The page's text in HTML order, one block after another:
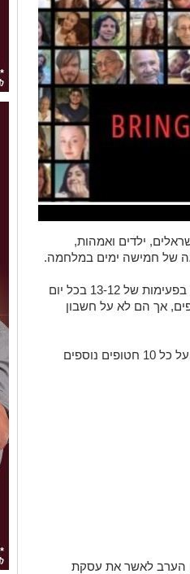
לשחרור כ-50 חטופים ישראלים, ילדים ואמהות,
של חמישה ימים במלחמה.
50 ישראלים חיים ישוחררו בפעימות של 13-12 בכל יום
נוספים, אך הם לא על חשבון
במהלך ימי ההפוגה חמאס ינסה לאתר עוד חטופים, ועל כל 10 חטופים נוספים
הערב לאשר את עסקת